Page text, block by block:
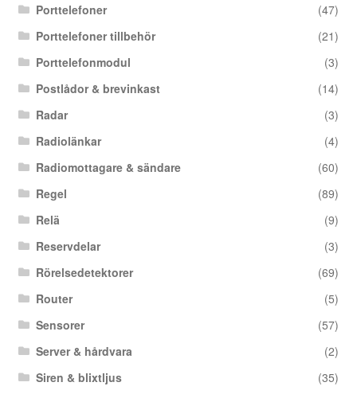
Porttelefoner
(47)
Porttelefoner tillbehör
(21)
Porttelefonmodul
(3)
Postlådor & brevinkast
(14)
Radar
(3)
Radiolänkar
(4)
Radiomottagare & sändare
(60)
Regel
(89)
Relä
(9)
Reservdelar
(3)
Rörelsedetektorer
(69)
Router
(5)
Sensorer
(57)
Server & hårdvara
(2)
Siren & blixtljus
(35)